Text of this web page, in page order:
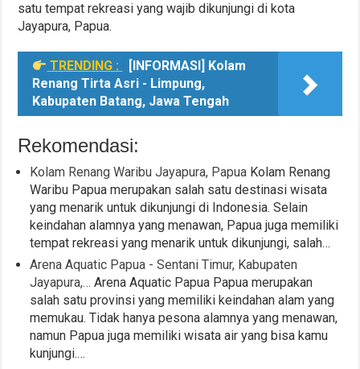
satu tempat rekreasi yang wajib dikunjungi di kota
Jayapura, Papua.
TRENDING :
[INFORMASI] Kolam
Renang Tirta Asri - Limpung,
Kabupaten Batang, Jawa Tengah
Rekomendasi:
Kolam Renang Waribu Jayapura, Papua Kolam Renang
Waribu Papua merupakan salah satu destinasi wisata
yang menarik untuk dikunjungi di Indonesia. Selain
keindahan alamnya yang menawan, Papua juga memiliki
tempat rekreasi yang menarik untuk dikunjungi, salah…
Arena Aquatic Papua - Sentani Timur, Kabupaten
Jayapura,… Arena Aquatic Papua Papua merupakan
salah satu provinsi yang memiliki keindahan alam yang
memukau. Tidak hanya pesona alamnya yang menawan,
namun Papua juga memiliki wisata air yang bisa kamu
kunjungi.…